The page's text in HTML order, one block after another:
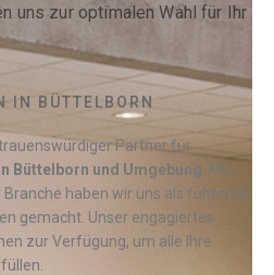
uns zur optimalen Wahl für Ihr
IN BÜTTELBORN
Partner für
Büttelborn und Umgebung . Mit
haben wir uns als führende
gemacht. Unser engagiertes
zur Verfügung, um alle Ihre